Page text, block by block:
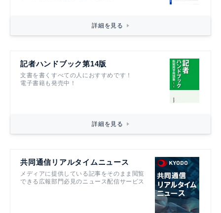
詳細を見る
記者ハンドブック第14版
文書を書くすべての人におすすめです！
電子書籍も発売中！
詳細を見る
共同通信リアルタイムニュース
メディアに提供している記事をそのまま閲覧
できる広報部門必見のニュース配信サービス